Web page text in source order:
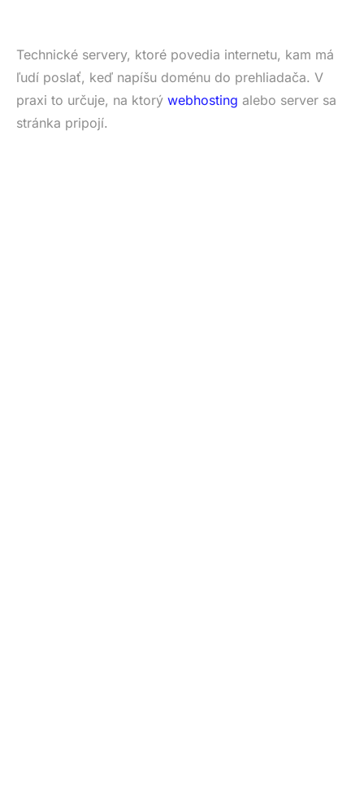
Technické servery, ktoré povedia internetu, kam má
ľudí poslať, keď napíšu doménu do prehliadača. V
praxi to určuje, na ktorý webhosting alebo server sa
stránka pripojí.